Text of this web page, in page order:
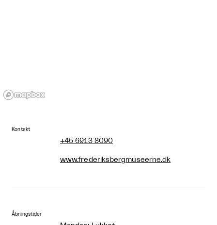
Kontakt
+45 6913 8090
www.frederiksbergmuseerne.dk
Åbningstider